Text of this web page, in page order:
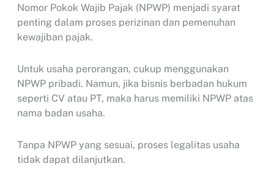
Nomor Pokok Wajib Pajak (NPWP) menjadi syarat
penting dalam proses perizinan dan pemenuhan
kewajiban pajak.
Untuk usaha perorangan, cukup menggunakan
NPWP pribadi. Namun, jika bisnis berbadan hukum
seperti CV atau PT, maka harus memiliki NPWP atas
nama badan usaha.
Tanpa NPWP yang sesuai, proses legalitas usaha
tidak dapat dilanjutkan.